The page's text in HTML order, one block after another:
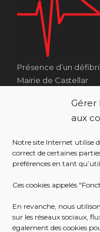
Gérer
aux
Notre site Internet utilise
correct de certaines
préférences en tant
Ces cookies appelés
En revanche, nous
sur les réseaux sociaux,
également des cookies
Présence d’un
Mairie de Castellar
Côté Escalier Rue
06500 Castellar
RÉALISATION